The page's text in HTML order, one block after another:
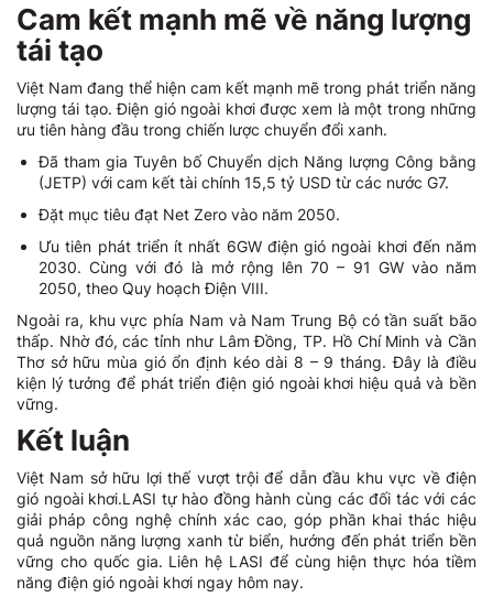
Cam kết mạnh mẽ về năng lượng
tái tạo
Việt Nam đang thể hiện cam kết mạnh mẽ trong phát triển năng
lượng tái tạo. Điện gió ngoài khơi được xem là một trong những
ưu tiên hàng đầu trong chiến lược chuyển đổi xanh.
Đã tham gia Tuyên bố Chuyển dịch Năng lượng Công bằng
(JETP) với cam kết tài chính 15,5 tỷ USD từ các nước G7.
Đặt mục tiêu đạt Net Zero vào năm 2050.
Ưu tiên phát triển ít nhất 6GW điện gió ngoài khơi đến năm
2030. Cùng với đó là mở rộng lên 70 – 91 GW vào năm
2050, theo Quy hoạch Điện VIII.
Ngoài ra, khu vực phía Nam và Nam Trung Bộ có tần suất bão
thấp. Nhờ đó, các tỉnh như Lâm Đồng, TP. Hồ Chí Minh và Cần
Thơ sở hữu mùa gió ổn định kéo dài 8 – 9 tháng. Đây là điều
kiện lý tưởng để phát triển điện gió ngoài khơi hiệu quả và bền
vững.
Kết luận
Việt Nam sở hữu lợi thế vượt trội để dẫn đầu khu vực về điện
gió ngoài khơi.LASI tự hào đồng hành cùng các đối tác với các
giải pháp công nghệ chính xác cao, góp phần khai thác hiệu
quả nguồn năng lượng xanh từ biển, hướng đến phát triển bền
vững cho quốc gia. Liên hệ LASI để cùng hiện thực hóa tiềm
năng điện gió ngoài khơi ngay hôm nay.